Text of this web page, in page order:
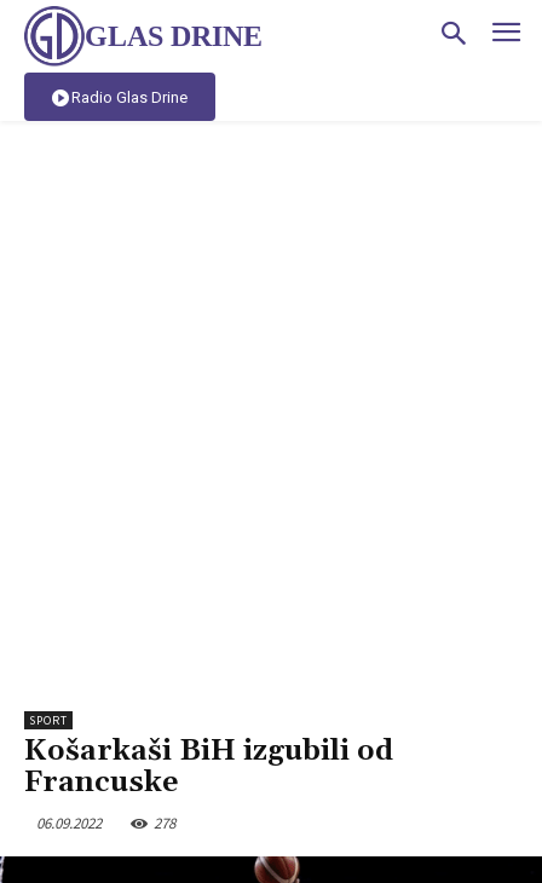
GLAS DRINE
Radio Glas Drine
SPORT
Košarkaši BiH izgubili od
Francuske
06.09.2022 278